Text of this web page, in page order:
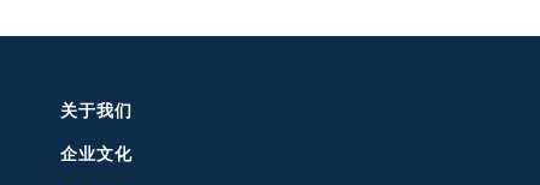
关于我们
企业文化